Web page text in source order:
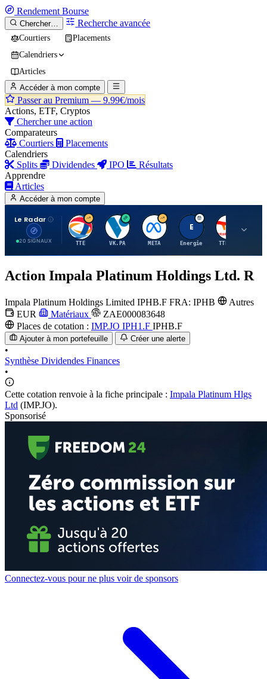
Rendement Bourse
Chercher… Recherche avancée
Courtiers
Placements
Calendriers
Articles
Accéder à mon compte
Passer au Premium — 9.99€/mois
Actions, ETF, Cryptos
Chercher une action
Comparateurs
Courtiers
Placements
Calendriers
Splits
Dividendes IPO
Résultats
Apprendre
Articles
Accéder à mon compte
Le Radar
20 SIGNAUX
T
TTE
V
VK.PA
M
META
E
Energie
T
TTE.PA
Action Impala Platinum Holdings Ltd. R
Impala Platinum Holdings Limited IPHB.F FRA: IPHB
Autres
EUR
Matériaux
ZAE000083648
Places de cotation : IMP.JO IPH1.F IPHB.F
Ajouter à mon portefeuille Créer une alerte
•
Synthèse Dividendes Finances
•
Cette cotation renvoie à la fiche principale : Impala Platinum Hlgs
Ltd (IMP.JO).
Sponsorisé
Connectez-vous pour ne plus voir de sponsors